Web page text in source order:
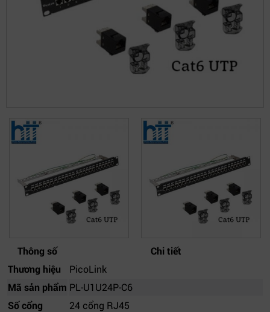
Thông số
Chi tiết
Thương hiệu
PicoLink
Mã sản phẩm PL-U1U24P-C6
Số cổng
24 cổng RJ45